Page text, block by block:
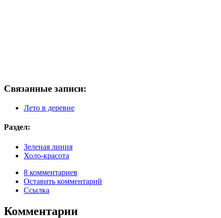
Связанные записи:
Лето в деревне
Раздел:
Зеленая линия
Холо-красота
8 комментариев
Оставить комментарий
Ссылка
Комментарии